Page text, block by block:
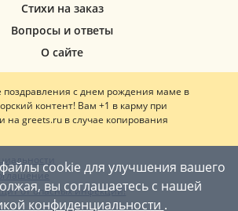
cookie для улучшения вашего
вы соглашаетесь с нашей
конфиденциальности .
Стихи на заказ
Вопросы и ответы
О сайте
поздравления с днем рождения маме в
контент! Вам +1 в карму при
на greets.ru в случае копирования
от опасных инфекций!